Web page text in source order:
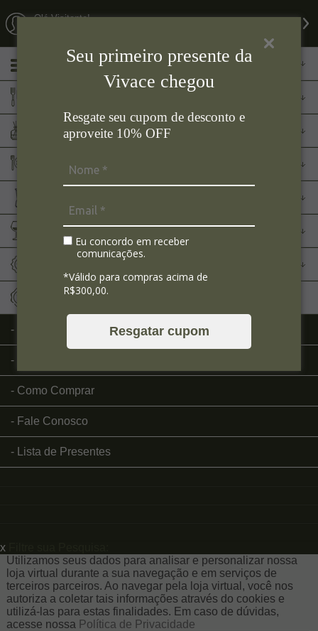
Seu primeiro presente da
Vivace chegou
Resgate seu cupom de desconto e
aproveite 10% OFF
Eu concordo em receber
comunicações.
*Válido para compras acima de
R$300,00.
Resgatar cupom
Olá Visitante!
Aromas
Mesa Posta
Como Comprar
Fale Conosco
Lista de Presentes
x
Utilizamos seus dados para analisar e personalizar nossa
loja virtual durante a sua navegação e em serviços de
terceiros parceiros. Ao navegar pela loja virtual, você nos
autoriza a coletar tais informações através do cookies e
utilizá-las para estas finalidades. Em caso de dúvidas,
acesse nossa Política de Privacidade